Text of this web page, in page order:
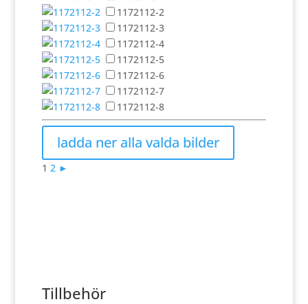
1172112-2
1172112-3
1172112-4
1172112-5
1172112-6
1172112-7
1172112-8
1 2 ►
Tillbehör